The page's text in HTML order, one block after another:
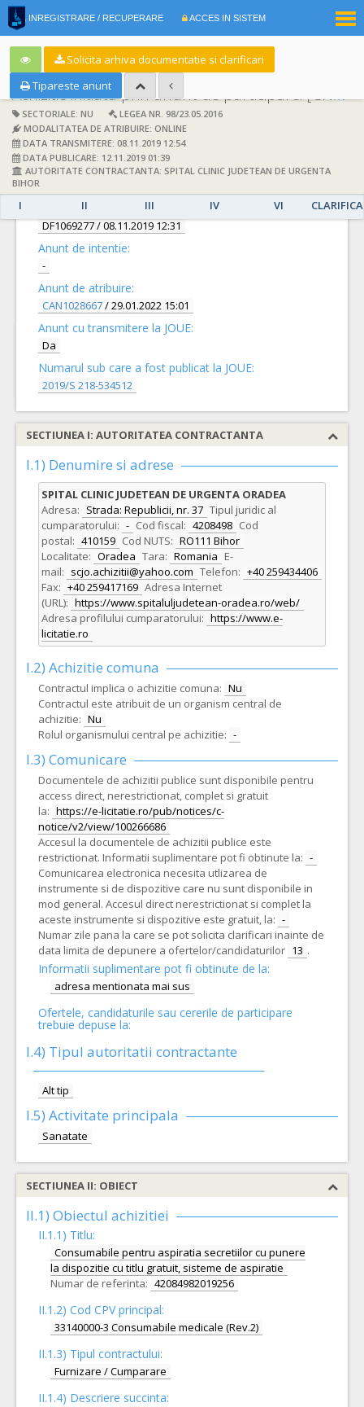
INREGISTRARE / RECUPERARE ACCES IN SISTEM
Solicita arhiva documentatie si clarificari
Tipareste anunt
Achizitie initiata prin anunt de participare:[CN1016812] -
SECTORIALE: NU
LEGEA NR. 98/23.05.2016
MODALITATEA DE ATRIBUIRE: ONLINE
DATA TRANSMITERE: 08.11.2019 12:54
DATA PUBLICARE: 12.11.2019 01:39
AUTORITATE CONTRACTANTA: SPITAL CLINIC JUDETEAN DE URGENTA
BIHOR
I II III IV VI
DETALII
Documentatie de atribuire:
DF1069277/ 08.11.2019 12:31
Anunt de intentie:
-
Anunt de atribuire:
CAN1028667/ 29.01.2022 15:01
Anunt cu transmitere la JOUE:
Da
Numarul sub care a fost publicat la JOUE:
2019/S 218-534512
SECTIUNEA I: AUTORITATEA CONTRACTANTA
I.1) Denumire si adrese
SPITAL CLINIC JUDETEAN DE URGENTA ORADEA
Adresa: Strada: Republicii, nr. 37 Tipul juridic al
cumparatorului: - Cod fiscal: 4208498 Cod
postal: 410159 Cod NUTS: RO111 Bihor
Localitate: Oradea Tara: Romania E-
mail: scjo.achizitii@yahoo.com Telefon: +40 259434406
Fax: +40 259417169 Adresa Internet
(URL): https://www.spitaluljudetean-oradea.ro/web/
Adresa profilului cumparatorului: https://www.e-
licitatie.ro
I.2) Achizitie comuna
Contractul implica o achizitie comuna: Nu
Contractul este atribuit de un organism central de
achizitie: Nu
Rolul organismului central pe achizitie: -
I.3) Comunicare
Documentele de achizitii publice sunt disponibile pentru
access direct, nerestrictionat, complet si gratuit
la: https://e-licitatie.ro/pub/notices/c-
notice/v2/view/100266686
Accesul la documentele de achizitii publice este
restrictionat. Informatii suplimentare pot fi obtinute la: -
Comunicarea electronica necesita utlizarea de
instrumente si de dispozitive care nu sunt disponibile in
mod general. Accesul direct nerestrictionat si complet la
aceste instrumente si dispozitive este gratuit, la: -
Numar zile pana la care se pot solicita clarificari inainte de
data limita de depunere a ofertelor/candidaturilor 13 .
Informatii suplimentare pot fi obtinute de la:
adresa mentionata mai sus
Ofertele, candidaturile sau cererile de participare
trebuie depuse la:
I.4) Tipul autoritatii contractante
Alt tip
I.5) Activitate principala
Sanatate
SECTIUNEA II: OBIECT
II.1) Obiectul achizitiei
II.1.1) Titlu:
Consumabile pentru aspiratia secretiilor cu punere
la dispozitie cu titlu gratuit, sisteme de aspiratie
Numar de referinta: 42084982019256
II.1.2) Cod CPV principal:
33140000-3 Consumabile medicale (Rev.2)
II.1.3) Tipul contractului:
Furnizare / Cumparare
II.1.4) Descriere succinta: